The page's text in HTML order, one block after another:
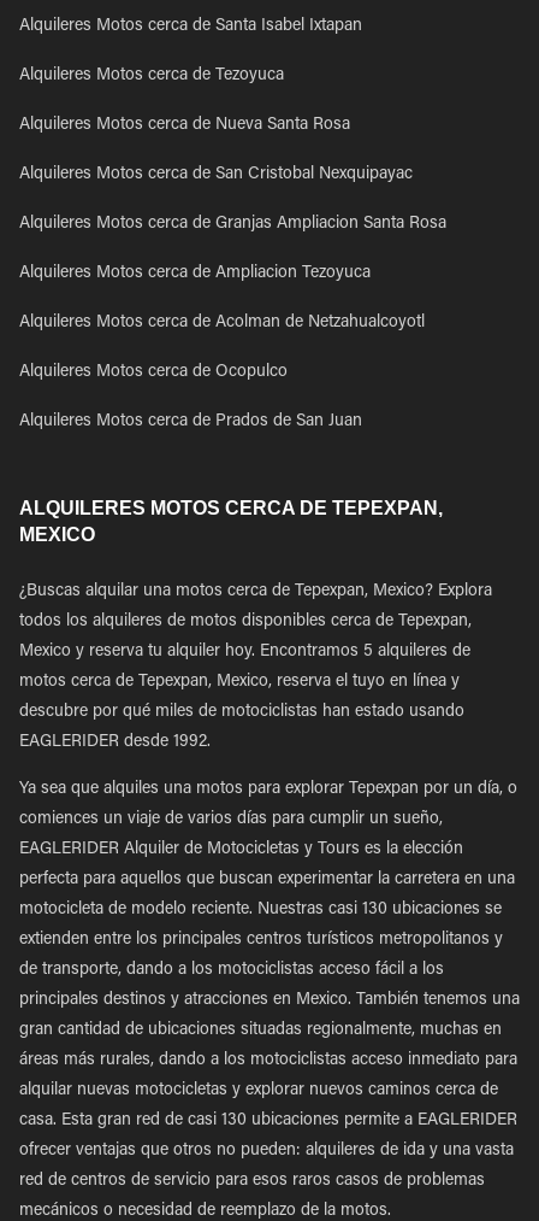
Alquileres Motos cerca de Santa Isabel Ixtapan
Alquileres Motos cerca de Tezoyuca
Alquileres Motos cerca de Nueva Santa Rosa
Alquileres Motos cerca de San Cristobal Nexquipayac
Alquileres Motos cerca de Granjas Ampliacion Santa Rosa
Alquileres Motos cerca de Ampliacion Tezoyuca
Alquileres Motos cerca de Acolman de Netzahualcoyotl
Alquileres Motos cerca de Ocopulco
Alquileres Motos cerca de Prados de San Juan
ALQUILERES MOTOS CERCA DE TEPEXPAN,
MEXICO
¿Buscas alquilar una motos cerca de Tepexpan, Mexico? Explora
todos los alquileres de motos disponibles cerca de Tepexpan,
Mexico y reserva tu alquiler hoy. Encontramos 5 alquileres de
motos cerca de Tepexpan, Mexico, reserva el tuyo en línea y
descubre por qué miles de motociclistas han estado usando
EAGLERIDER desde 1992.
Ya sea que alquiles una motos para explorar Tepexpan por un día, o
comiences un viaje de varios días para cumplir un sueño,
EAGLERIDER Alquiler de Motocicletas y Tours es la elección
perfecta para aquellos que buscan experimentar la carretera en una
motocicleta de modelo reciente. Nuestras casi 130 ubicaciones se
extienden entre los principales centros turísticos metropolitanos y
de transporte, dando a los motociclistas acceso fácil a los
principales destinos y atracciones en Mexico. También tenemos una
gran cantidad de ubicaciones situadas regionalmente, muchas en
áreas más rurales, dando a los motociclistas acceso inmediato para
alquilar nuevas motocicletas y explorar nuevos caminos cerca de
casa. Esta gran red de casi 130 ubicaciones permite a EAGLERIDER
ofrecer ventajas que otros no pueden: alquileres de ida y una vasta
red de centros de servicio para esos raros casos de problemas
mecánicos o necesidad de reemplazo de la motos.